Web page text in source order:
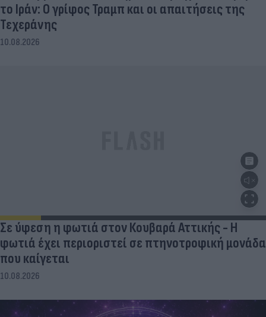
το Ιράν: Ο γρίφος Τραμπ και οι απαιτήσεις της
Τεχεράνης
10.08.2026
Σε ύφεση η φωτιά στον Κουβαρά Αττικής - Η
φωτιά έχει περιοριστεί σε πτηνοτροφική μονάδα
που καίγεται
10.08.2026